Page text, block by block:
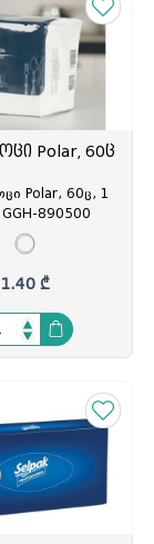
Polar, 60ც
Polar, 60ც, 1
890500
1.40 ₾